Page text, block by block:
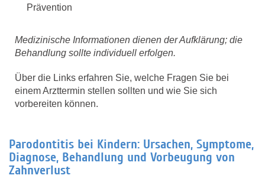
Prävention
Medizinische Informationen dienen der Aufklärung; die
Behandlung sollte individuell erfolgen.
Über die Links erfahren Sie, welche Fragen Sie bei
einem Arzttermin stellen sollten und wie Sie sich
vorbereiten können.
Parodontitis bei Kindern: Ursachen, Symptome,
Diagnose, Behandlung und Vorbeugung von
Zahnverlust